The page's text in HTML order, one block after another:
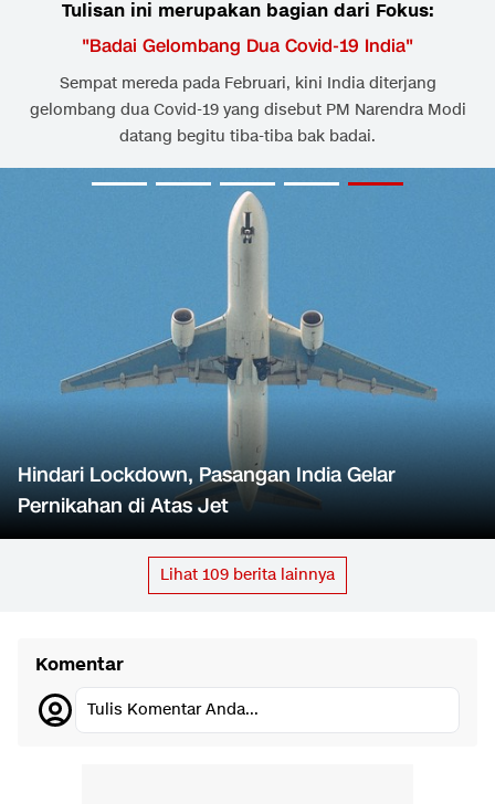
Tulisan ini merupakan bagian dari Fokus:
"Badai Gelombang Dua Covid-19 India"
Sempat mereda pada Februari, kini India diterjang
gelombang dua Covid-19 yang disebut PM Narendra Modi
datang begitu tiba-tiba bak badai.
Hindari Lockdown, Pasangan India Gelar
Pernikahan di Atas Jet
Lihat 109 berita lainnya
Komentar
Tulis Komentar Anda...